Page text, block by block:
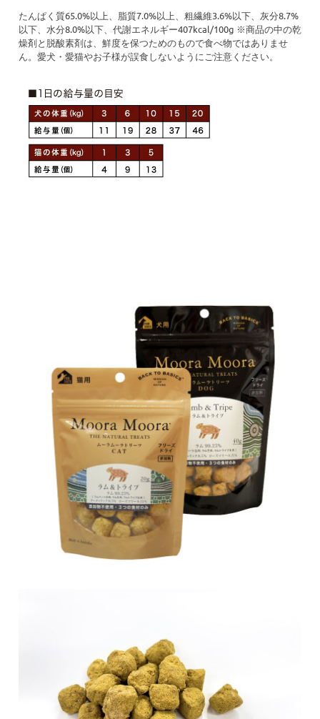
たんぱく質65.0%以上、脂質7.0%以上、粗繊維3.6%以下、灰分8.7%
以下、水分8.0%以下、代謝エネルギー407kcal/100g ※商品の中の乾
燥剤と脱酸素剤は、鮮度を保つためのもので食べ物ではありませ
ん。愛犬・愛猫やお子様が誤食しないようにご注意ください。